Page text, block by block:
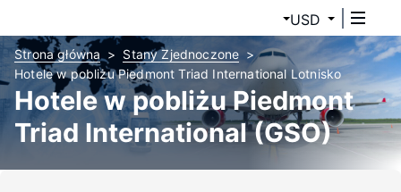
USD
Strona główna
Stany Zjednoczone
Hotele w pobliżu Piedmont Triad International Lotnisko
Hotele w pobliżu Piedmont
Triad International (GSO)